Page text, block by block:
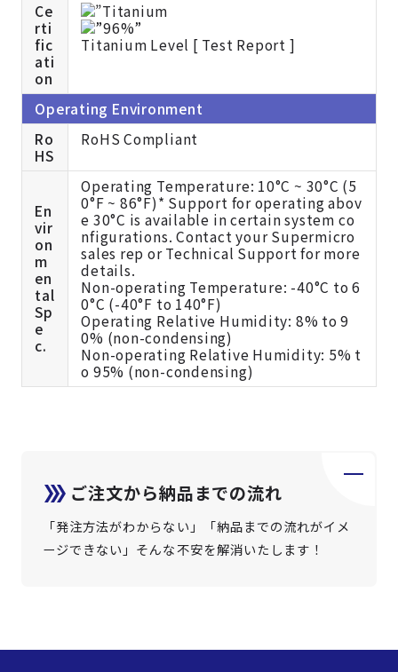
Ce
rti
fic
ati
on
Titanium Level [ Test Report ]
Operating Environment
Ro
HS
RoHS Compliant
En
vir
on
m
en
tal
Sp
e
c.
Operating Temperature: 10°C ~ 30°C (5
0°F ~ 86°F)* Support for operating abov
e 30°C is available in certain system co
nfigurations. Contact your Supermicro
sales rep or Technical Support for more
details.
Non-operating Temperature: -40°C to 6
0°C (-40°F to 140°F)
Operating Relative Humidity: 8% to 9
0% (non-condensing)
Non-operating Relative Humidity: 5% t
o 95% (non-condensing)
ご注文から納品までの流れ
「発注方法がわからない」「納品までの流れがイメ
ージできない」そんな不安を解消いたします！